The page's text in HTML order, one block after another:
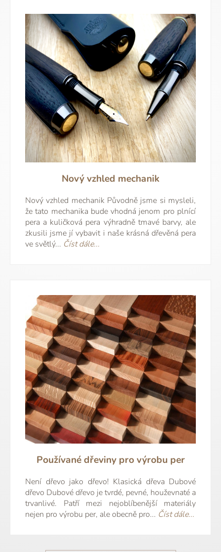
Nový vzhled mechanik
Nový vzhled mechanik Původně jsme si mysleli,
že tato mechanika bude vhodná jenom pro plnící
pera a kuličková pera výhradně tmavé barvy, ale
zkusili jsme jí vybavit i naše krásná dřevěná pera
ve světlý... Číst dále...
Používané dřeviny pro výrobu per
Není dřevo jako dřevo! Klasická dřeva Dubové
dřevo Dubové dřevo je tvrdé, pevné, houževnaté a
trvanlivé. Patří mezi nejoblíbenější materiály
nejen pro výrobu per, ale obecně pro... Číst dále...